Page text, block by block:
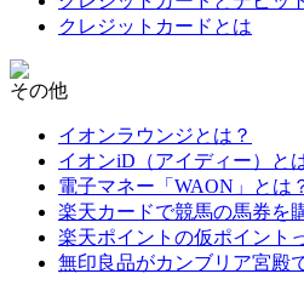
クレジットカードとは
その他
イオンラウンジとは？
イオンiD（アイディー）と
電子マネー「WAON」とは
楽天カードで競馬の馬券を
楽天ポイントの仮ポイント
無印良品がカンブリア宮殿